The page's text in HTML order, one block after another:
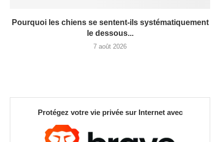
Pourquoi les chiens se sentent-ils systématiquement
le dessous...
7 août 2026
Protégez votre vie privée sur Internet avec